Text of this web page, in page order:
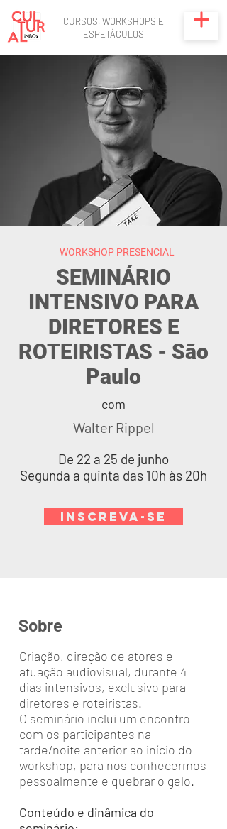
CURSOS, WORKSHOPS E
ESPETÁCULOS
WORKSHOP PRESENCIAL
SEMINÁRIO
INTENSIVO PARA
DIRETORES E
ROTEIRISTAS - São
Paulo
com
Walter Rippel
De 22 a 25 de junho
Segunda a quinta das 10h às 20h
INSCREVA-SE
Sobre
Criação, direção de atores e
atuação audiovisual, durante 4
dias intensivos, exclusivo para
diretores e roteiristas.
O seminário inclui um encontro
com os participantes na
tarde/noite anterior ao início do
workshop, para nos conhecermos
pessoalmente e quebrar o gelo.
Conteúdo e dinâmica do